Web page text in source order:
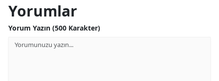
Yorumlar
Yorum Yazın (500 Karakter)